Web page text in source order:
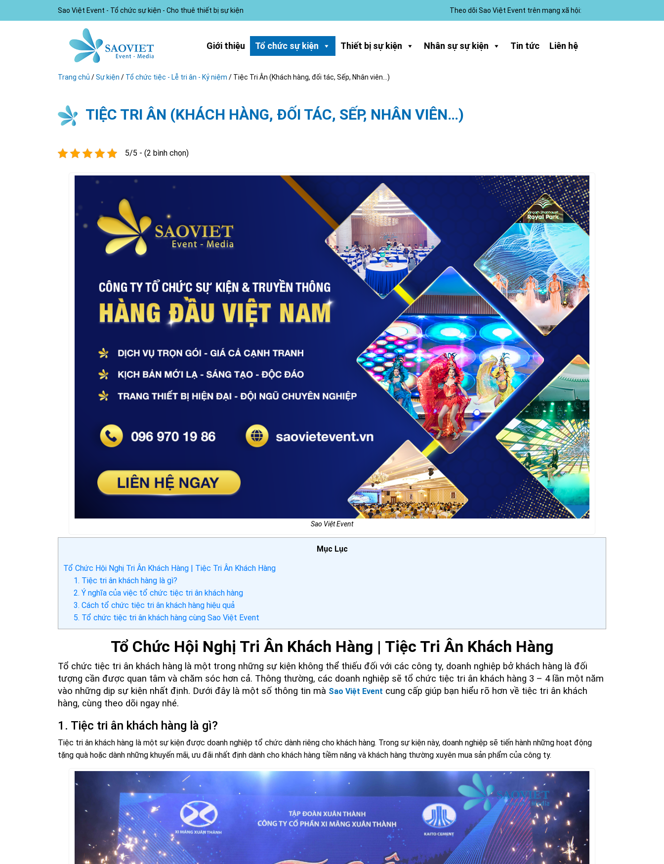
Sao Việt Event - Tổ chức sự kiện - Cho thuê thiết bị sự kiện Theo dõi Sao Việt Event trên mạng xã hội:
Giới thiệu Tổ chức sự kiện Thiết bị sự kiện Nhân sự sự kiện Tin tức Liên hệ
Trang chủ /Sự kiện / Tổ chức tiệc - Lễ tri ân - Kỷ niệm / Tiệc Tri Ân (Khách hàng, đối tác, Sếp, Nhân viên…)
TIỆC TRI ÂN (KHÁCH HÀNG, ĐỐI TÁC, SẾP, NHÂN VIÊN…)
5/5 - (2 bình chọn)
Sao Việt Event
Mục Lục
Tổ Chức Hội Nghị Tri Ân Khách Hàng | Tiệc Tri Ân Khách Hàng
1. Tiệc tri ân khách hàng là gì?
2. Ý nghĩa của việc tổ chức tiệc tri ân khách hàng
3. Cách tổ chức tiệc tri ân khách hàng hiệu quả
5. Tổ chức tiệc tri ân khách hàng cùng Sao Việt Event
Tổ Chức Hội Nghị Tri Ân Khách Hàng | Tiệc Tri Ân Khách Hàng
Tổ chức tiệc tri ân khách hàng là một trong những sự kiện không thể thiếu đối với các công ty, doanh nghiệp bở khách hàng là đối
tượng cần được quan tâm và chăm sóc hơn cả. Thông thường, các doanh nghiệp sẽ tổ chức tiệc tri ân khách hàng 3 – 4 lần một năm
vào những dịp sự kiện nhất định. Dưới đây là một số thông tin mà Sao Việt Event cung cấp giúp bạn hiểu rõ hơn về tiệc tri ân khách
hàng, cùng theo dõi ngay nhé.
1. Tiệc tri ân khách hàng là gì?
Tiệc tri ân khách hàng là một sự kiện được doanh nghiệp tổ chức dành riêng cho khách hàng. Trong sự kiện này, doanh nghiệp sẽ tiến hành những hoạt động
tặng quà hoặc dành những khuyến mãi, ưu đãi nhất định dành cho khách hàng tiềm năng và khách hàng thường xuyên mua sản phẩm của công ty.